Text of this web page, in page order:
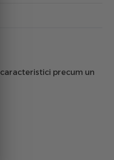
precum un